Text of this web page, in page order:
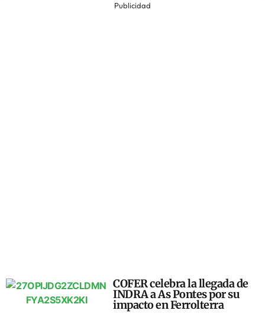
Publicidad
COFER celebra la llegada de
INDRA a As Pontes por su
impacto en Ferrolterra